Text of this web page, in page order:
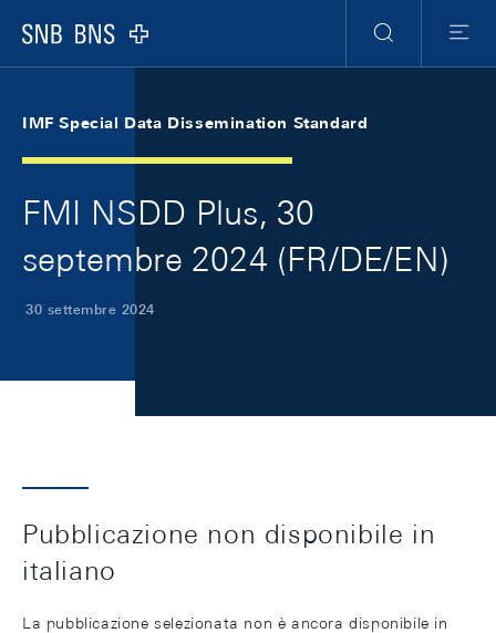
Logo
Ricerca
Menu
IMF Special Data Dissemination Standard
FMI NSDD Plus, 30
septembre 2024 (FR/DE/EN)
30 settembre 2024
Pubblicazione non disponibile in
italiano
La pubblicazione selezionata non è ancora disponibile in